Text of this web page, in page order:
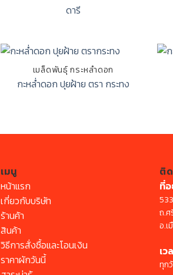
ดารี
เมล็ดพันธุ์ กระหล่ำดอก
กะหล่ำดอก ปุยฝ้าย ตรา กระทง
เมนู
หน้าแรก
เกี่ยวกับบริษัท
ร้านค้า
สินค้า
วิธีการสั่งซื้อและโอนเงิน
ราคาผักวันนี้
ติ
ที่
ถ.ศ
อ.
เว
ทุก